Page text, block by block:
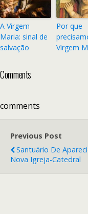
A Virgem
Maria: sinal de
salvação
Por que
Virgem
Comments
comments
Previous Post
Santuário De
Nova Igreja-Catedral